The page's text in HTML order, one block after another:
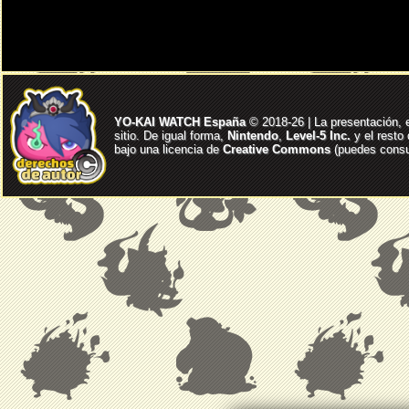
YO-KAI WATCH España© 2018-26 | La presentación,
sitio. De igual forma, Nintendo, Level-5 Inc. y el resto
bajo una licencia deCreative Commons(puedes